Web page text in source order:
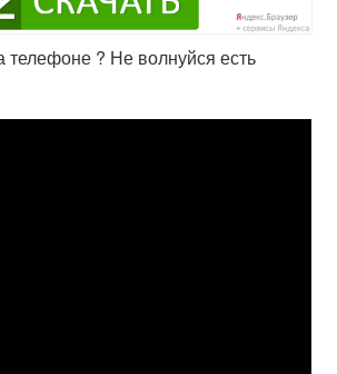
телефоне ? Не волнуйся есть